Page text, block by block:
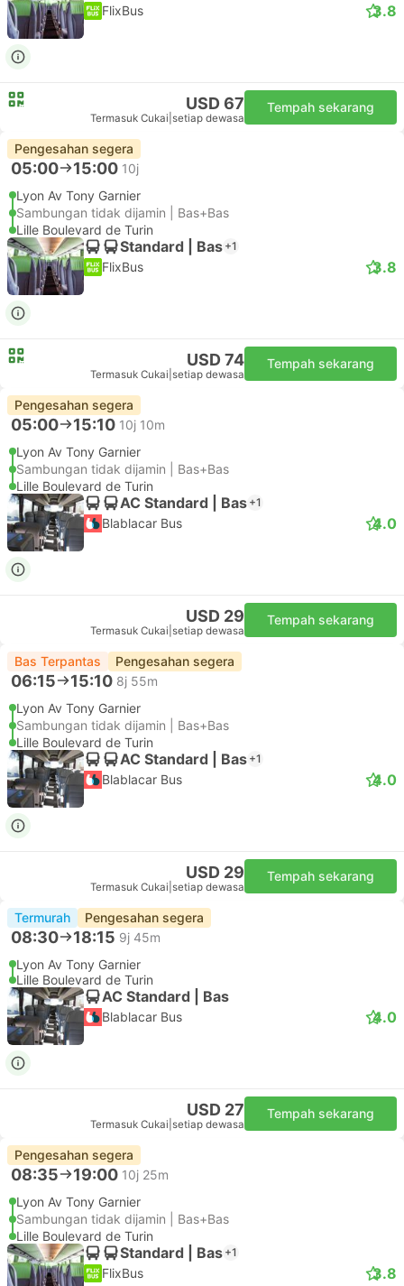
FlixBus 3.8
USD 67
Termasuk Cukai setiap dewasa
Tempah sekarang
Pengesahan segera
05:00 15:00 10j
Lyon Av Tony Garnier
Sambungan tidak dijamin | Bas+Bas
Lille Boulevard de Turin
Standard | Bas +1
FlixBus 3.8
USD 74
Termasuk Cukai setiap dewasa
Tempah sekarang
Pengesahan segera
05:00 15:10 10j 10m
Lyon Av Tony Garnier
Sambungan tidak dijamin | Bas+Bas
Lille Boulevard de Turin
AC Standard | Bas +1
Blablacar Bus 4.0
USD 29
Termasuk Cukai setiap dewasa
Tempah sekarang
Bas Terpantas Pengesahan segera
06:15 15:10 8j 55m
Lyon Av Tony Garnier
Sambungan tidak dijamin | Bas+Bas
Lille Boulevard de Turin
AC Standard | Bas +1
Blablacar Bus 4.0
USD 29
Termasuk Cukai setiap dewasa
Tempah sekarang
Termurah Pengesahan segera
08:30 18:15 9j 45m
Lyon Av Tony Garnier
Lille Boulevard de Turin
AC Standard | Bas
Blablacar Bus 4.0
USD 27
Termasuk Cukai setiap dewasa
Tempah sekarang
Pengesahan segera
08:35 19:00 10j 25m
Lyon Av Tony Garnier
Sambungan tidak dijamin | Bas+Bas
Lille Boulevard de Turin
Standard | Bas +1
FlixBus 3.8